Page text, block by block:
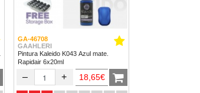
GA-46708
GAAHLERI
Pintura Kaleido K043 Azul mate.
Rapidair 6x20ml
– + 18,65€